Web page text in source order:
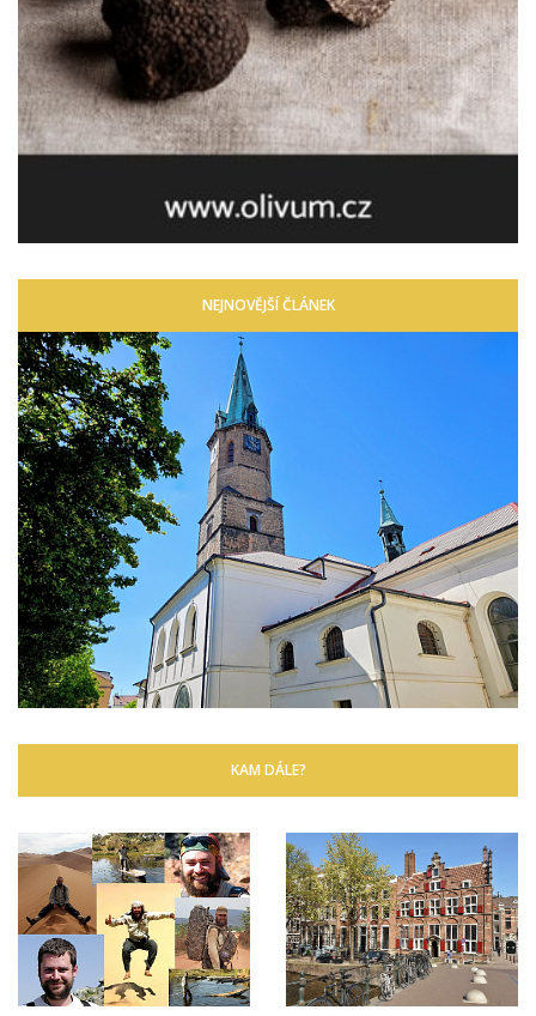
NEJNOVĚJŠÍ ČLÁNEK
KAM DÁLE?